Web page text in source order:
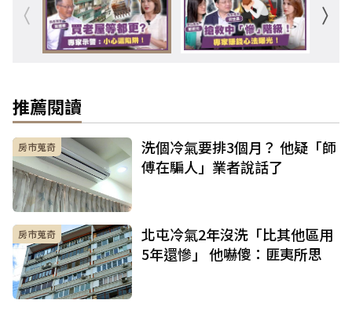
推薦閱讀
房市蒐奇
洗個冷氣要排3個月？ 他疑「師
傅在騙人」業者說話了
房市蒐奇
北屯冷氣2年沒洗「比其他區用
5年還慘」 他嚇傻：匪夷所思